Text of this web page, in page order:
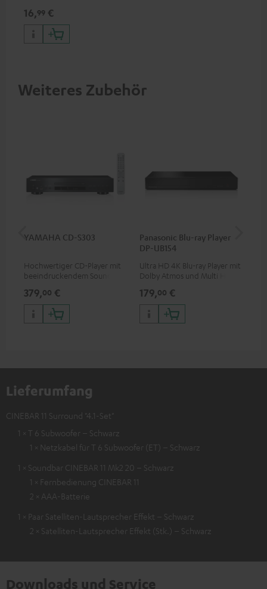
16,99 €
Weiteres Zubehör
YAMAHA CD-S303
Hochwertiger CD-Player mit
beeindruckendem Sound und
379,00 €
Panasonic Blu-ray Player
DP-UB154
Ultra HD 4K Blu-ray Player mit
Dolby Atmos und Multi HDR-
HDR10+ für eine überragende
Bildqualität mit lebensechten
Kontrasten und Farben
179,00 €
Lieferumfang
CINEBAR 11 Surround "4.1-Set"
1 × T 6 Subwoofer – Schwarz
1 × Netzkabel für T 6 Subwoofer (ET) – Schwarz
1 × Soundbar CINEBAR 11 Mk2 20 – Schwarz
1 × Fernbedienung CINEBAR 11
2 × AAA-Batterie
1 × Paar Satelliten-Lautsprecher Effekt – Schwarz
2 × Satelliten-Lautsprecher Effekt (Stk.) – Schwarz
Downloads und Service